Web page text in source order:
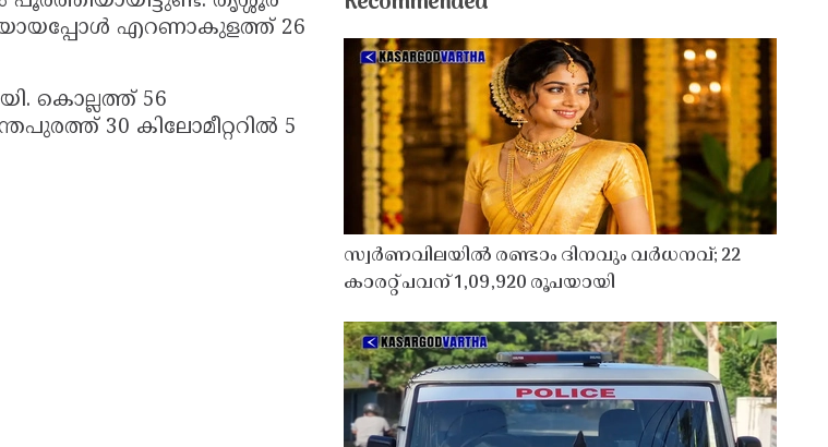
എറണാകുളത്ത് 26
കൊല്ലത്ത് 56
30 കിലോമീറ്ററിൽ 5
സ്വർണവിലയിൽ രണ്ടാം ദിനവും വർധനവ്; 22
കാരറ്റ് പവന് 1,09,920 രൂപയായി